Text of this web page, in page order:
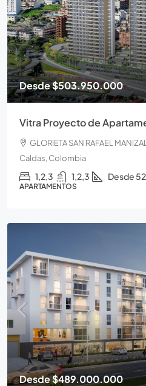
Desde$503.950.000
Vitra Proyecto de
GLORIETA SAN RAFAEL
Caldas, Colombia
1,2,3 1,2,3 Desde
APARTAMENTOS
Desde$489.000.000